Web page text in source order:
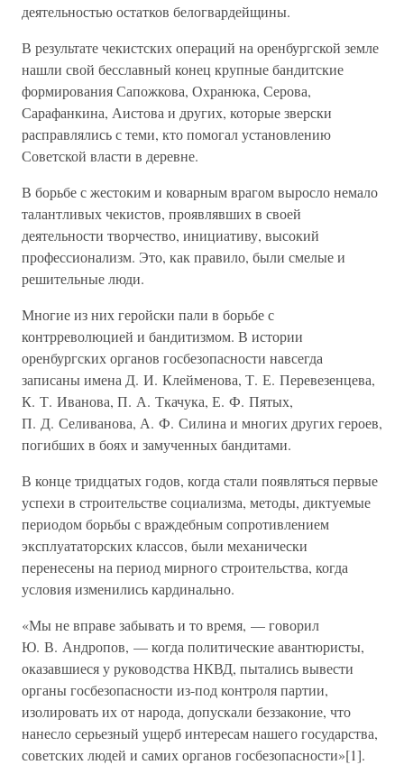
деятельностью остатков белогвардейщины.
В результате чекистских операций на оренбургской земле
нашли свой бесславный конец крупные бандитские
формирования Сапожкова, Охранюка, Серова,
Сарафанкина, Аистова и других, которые зверски
расправлялись с теми, кто помогал установлению
Советской власти в деревне.
В борьбе с жестоким и коварным врагом выросло немало
талантливых чекистов, проявлявших в своей
деятельности творчество, инициативу, высокий
профессионализм. Это, как правило, были смелые и
решительные люди.
Многие из них геройски пали в борьбе с
контрреволюцией и бандитизмом. В истории
оренбургских органов госбезопасности навсегда
записаны имена Д. И. Клейменова, Т. Е. Перевезенцева,
К. Т. Иванова, П. А. Ткачука, Е. Ф. Пятых,
П. Д. Селиванова, А. Ф. Силина и многих других героев,
погибших в боях и замученных бандитами.
В конце тридцатых годов, когда стали появляться первые
успехи в строительстве социализма, методы, диктуемые
периодом борьбы с враждебным сопротивлением
эксплуататорских классов, были механически
перенесены на период мирного строительства, когда
условия изменились кардинально.
«Мы не вправе забывать и то время, — говорил
Ю. В. Андропов, — когда политические авантюристы,
оказавшиеся у руководства НКВД, пытались вывести
органы госбезопасности из-под контроля партии,
изолировать их от народа, допускали беззаконие, что
нанесло серьезный ущерб интересам нашего государства,
советских людей и самих органов госбезопасности»[1].